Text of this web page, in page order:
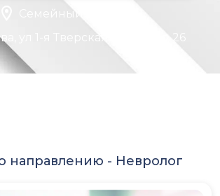
Семейный доктор
ул 1-я Тверская-Ямская, д 26
направлению - Невролог